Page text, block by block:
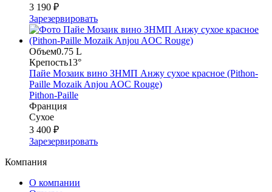
3 190 ₽
Зарезервировать
Объем0.75 L
Крепость13°
Пайе Мозаик вино ЗНМП Анжу сухое красное (Pithon-
Paille Mozaik Anjou AOC Rouge)
Pithon-Paille
Франция
Сухое
3 400 ₽
Зарезервировать
Компания
О компании